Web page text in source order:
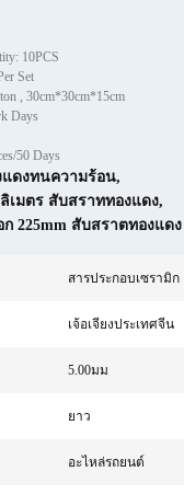
10PCS
Set
, 30cm*30cm*15cm
Days
50 Days
ดงทนความร้อน,
เมตร สับสราททองแดง,
225mm สับสราตทองแดง
สารประกอบเซรามิก
เจ้อเจียงประเทศจีน
5.00มม
ยาว
อะไหล่รถยนต์